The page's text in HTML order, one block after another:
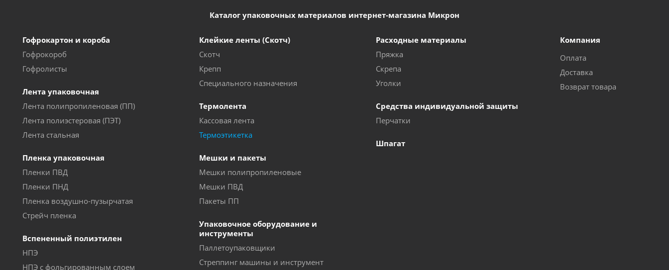
Каталог упаковочных материалов интернет-магазина Микрон
Гофрокартон и короба
Гофрокороб
Гофролисты
Лента упаковочная
Лента полипропиленовая (ПП)
Лента полиэстеровая (ПЭТ)
Лента стальная
Пленка упаковочная
Пленки ПВД
Пленки ПНД
Пленка воздушно-пузырчатая
Стрейч пленка
Вспененный полиэтилен
НПЭ
НПЭ с фольгированным слоем
Клейкие ленты (Скотч)
Скотч
Крепп
Специального назначения
Термолента
Кассовая лента
Термоэтикетка
Мешки и пакеты
Мешки полипропиленовые
Мешки ПВД
Пакеты ПП
Упаковочное оборудование и
инструменты
Паллетоупаковщики
Стреппинг машины и инструмент
Расходные материалы
Пряжка
Скрепа
Уголки
Средства индивидуальной защиты
Перчатки
Шпагат
Компания
Оплата
Доставка
Возврат товара